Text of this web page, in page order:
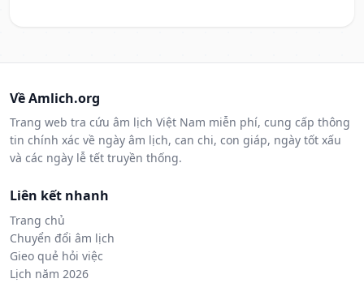
Về Amlich.org
Trang web tra cứu âm lịch Việt Nam miễn phí, cung cấp thông
tin chính xác về ngày âm lịch, can chi, con giáp, ngày tốt xấu
và các ngày lễ tết truyền thống.
Liên kết nhanh
Trang chủ
Chuyển đổi âm lịch
Gieo quẻ hỏi việc
Lịch năm 2026